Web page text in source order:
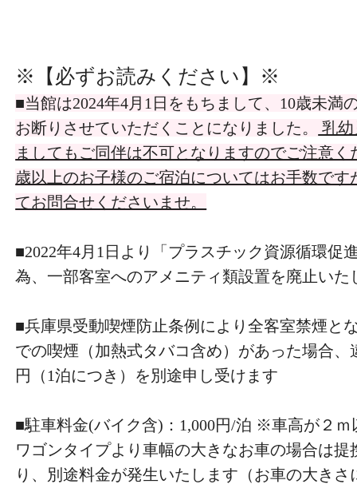
※【必ずお読みください】 ※
■当館は2024年4月1日をもちまして、10歳未満
お断りさせていただくことになりました。
乳幼
ましてもご同伴は不可となりますのでご注意く
歳以上のお子様のご宿泊についてはお手数です
てお問合せくださいませ。
■2022年4月1日より「プラスチック資源循環促
為、一部客室へのアメニティ類設置を廃止いた
■兵庫県受動喫煙防止条例により全客室禁煙と
での喫煙（加熱式タバコ含め）があった場合、
円（1泊につき）を別途申し受けます
■駐車料金(バイク含)：1,000円/泊 ※車高が２ｍ
ワゴンタイプより車幅の大きなお車の場合は提
り、別途料金が発生いたします（お車の大き